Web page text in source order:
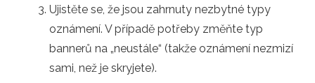
Ujistěte se, že jsou zahrnuty nezbytné typy
oznámení. V případě potřeby změňte typ
bannerů na „neustále“ (takže oznámení nezmizí
sami, než je skryjete).